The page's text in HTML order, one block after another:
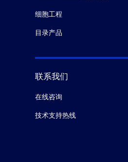
细胞工程
目录产品
联系我们
在线咨询
技术支持热线